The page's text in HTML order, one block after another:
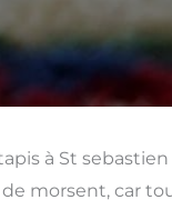
à St
morsent, car